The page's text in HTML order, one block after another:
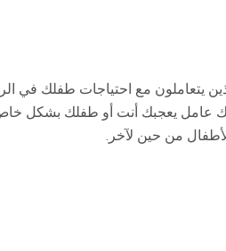
يتعاملون مع احتياجات طفلك في
عامل يعجبك أنت أو طفلك بشكل
من حين لآخر.